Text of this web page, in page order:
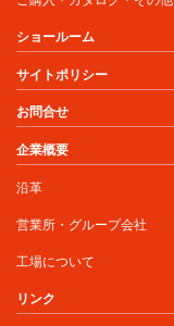
ショールーム
サイトポリシー
お問合せ
企業概要
沿革
営業所・グループ会社
工場について
リンク